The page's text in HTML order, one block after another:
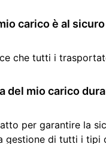
carico è al
che tutti i
del mio carico
per garantire la
gestione di tutti i tipi